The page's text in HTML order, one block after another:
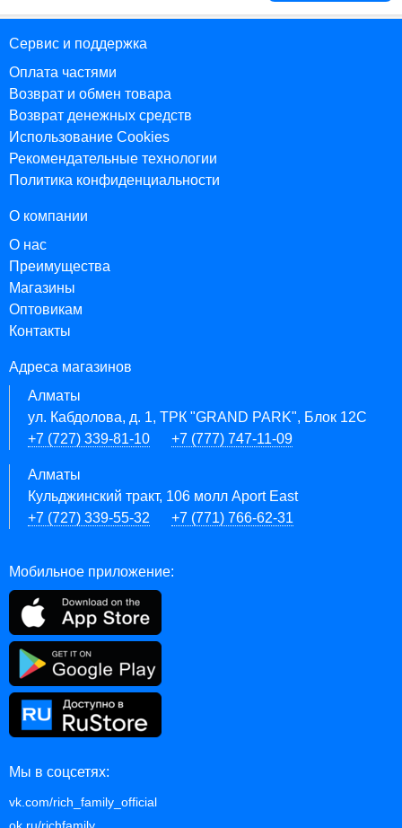
Сервис и поддержка
Оплата частями
Возврат и обмен товара
Возврат денежных средств
Использование Cookies
Рекомендательные технологии
Политика конфиденциальности
О компании
О нас
Преимущества
Магазины
Оптовикам
Контакты
Адреса магазинов
Алматы
ул. Кабдолова, д. 1, ТРК "GRAND PARK", Блок 12C
+7 (727) 339-81-10
+7 (777) 747-11-09
Алматы
Кульджинский тракт, 106 молл Aport East
+7 (727) 339-55-32
+7 (771) 766-62-31
Мобильное приложение:
Мы в соцсетях:
vk.com/rich_family_official